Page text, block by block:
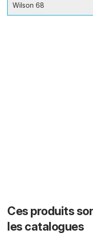
Wilson 68
Ces produits
les catalogues